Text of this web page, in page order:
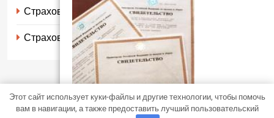
Страхование жизни
Страхование имущества
LocalNews - современная тема WordPress. Все права защищены
Этот сайт использует куки-файлы и другие технологии, чтобы помочь
вам в навигации, а также предоставить лучший пользовательский